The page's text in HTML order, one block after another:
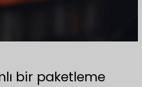
bir paketleme